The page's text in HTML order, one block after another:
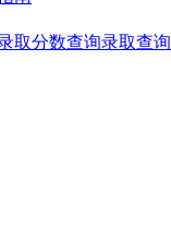
取分数查询录取查询